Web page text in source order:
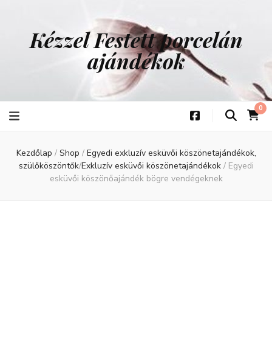
Kézzel Festett porcelán
ajándékok
0
Kezdőlap / Shop / Egyedi exkluzív esküvői köszönetajándékok,
szülőköszöntők/Exkluzív esküvői köszönetajándékok / Egyedi
esküvői köszönőajándék bögre vendégeknek